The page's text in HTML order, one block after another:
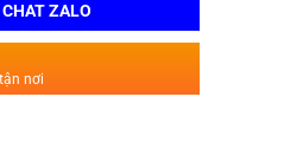
CHAT ZALO
nơi